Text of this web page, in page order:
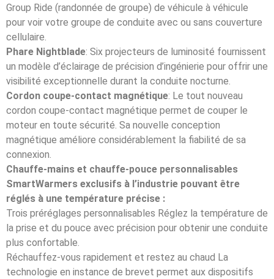
Group Ride (randonnée de groupe) de véhicule à véhicule
pour voir votre groupe de conduite avec ou sans couverture
cellulaire.
Phare Nightblade: Six projecteurs de luminosité fournissent
un modèle d’éclairage de précision d’ingénierie pour offrir une
visibilité exceptionnelle durant la conduite nocturne.
Cordon coupe-contact magnétique: Le tout nouveau
cordon coupe-contact magnétique permet de couper le
moteur en toute sécurité. Sa nouvelle conception
magnétique améliore considérablement la fiabilité de sa
connexion.
Chauffe-mains et chauffe-pouce personnalisables
SmartWarmers exclusifs à l’industrie pouvant être
réglés à une température précise :
Trois préréglages personnalisables Réglez la température de
la prise et du pouce avec précision pour obtenir une conduite
plus confortable.
Réchauffez-vous rapidement et restez au chaud La
technologie en instance de brevet permet aux dispositifs